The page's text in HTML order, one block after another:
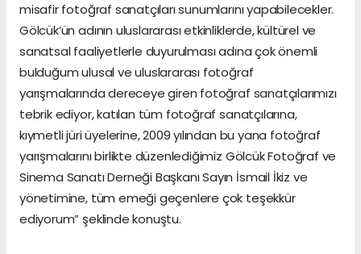
misafir fotoğraf sanatçıları sunumlarını yapabilecekler.
Gölcük’ün adının uluslararası etkinliklerde, kültürel ve
sanatsal faaliyetlerle duyurulması adına çok önemli
bulduğum ulusal ve uluslararası fotoğraf
yarışmalarında dereceye giren fotoğraf sanatçılarımızı
tebrik ediyor, katılan tüm fotoğraf sanatçılarına,
kıymetli jüri üyelerine, 2009 yılından bu yana fotoğraf
yarışmalarını birlikte düzenlediğimiz Gölcük Fotoğraf ve
Sinema Sanatı Derneği Başkanı Sayın İsmail İkiz ve
yönetimine, tüm emeği geçenlere çok teşekkür
ediyorum” şeklinde konuştu.